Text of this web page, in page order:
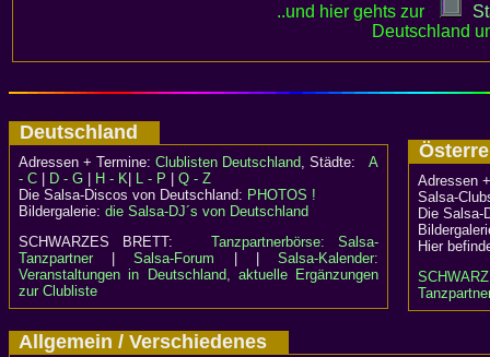
..und hier gehts zur
Deutschland
Deutschland
Adressen + Termine: Clublisten Deutschland , Städte: A
- C | D - G | H - K| L - P | Q - Z
Die Salsa-Discos von Deutschland: PHOTOS !
Bildergalerie: die Salsa-DJ´s von Deutschland
SCHWARZES BRETT:Tanzpartnerbörse: Salsa-
Tanzpartner|Salsa-Forum | |Salsa-Kalender:
Veranstaltungen in Deutschland, aktuelle Ergänzungen
zur Clubliste
Adressen
Salsa-
Die
Hier
Allgemein / Verschiedenes